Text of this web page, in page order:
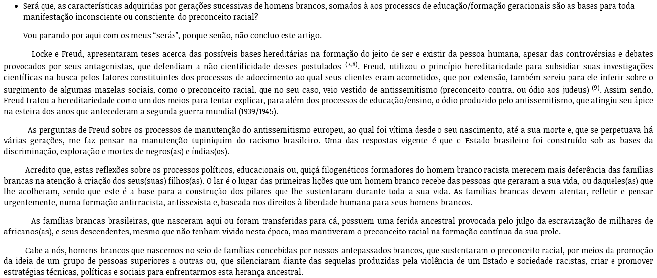
Será que, as características adquiridas por gerações sucessivas de homens brancos, somados à aos processos de educação/formação geracionais são as bases para toda
manifestação inconsciente ou consciente, do preconceito racial?
Vou parando por aqui com os meus “serás”, porque senão, não concluo este artigo.
Locke e Freud, apresentaram teses acerca das possíveis bases hereditárias na formação do jeito de ser e existir da pessoa humana, apesar das controvérsias e debates
provocados por seus antagonistas, que defendiam a não cientificidade desses postulados (7,8). Freud, utilizou o princípio hereditariedade para subsidiar suas investigações
científicas na busca pelos fatores constituintes dos processos de adoecimento ao qual seus clientes eram acometidos, que por extensão, também serviu para ele inferir sobre o
surgimento de algumas mazelas sociais, como o preconceito racial, que no seu caso, veio vestido de antissemitismo (preconceito contra, ou ódio aos judeus) (9). Assim sendo,
Freud tratou a hereditariedade como um dos meios para tentar explicar, para além dos processos de educação/ensino, o ódio produzido pelo antissemitismo, que atingiu seu ápice
na esteira dos anos que antecederam a segunda guerra mundial (1939/1945).
As perguntas de Freud sobre os processos de manutenção do antissemitismo europeu, ao qual foi vítima desde o seu nascimento, até a sua morte e, que se perpetuava há
várias gerações, me faz pensar na manutenção tupiniquim do racismo brasileiro. Uma das respostas vigente é que o Estado brasileiro foi construído sob as bases da
discriminação, exploração e mortes de negros(as) e índias(os).
Acredito que, estas reflexões sobre os processos políticos, educacionais ou, quiçá filogenéticos formadores do homem branco racista merecem mais deferência das famílias
brancas na atenção à criação dos seus(suas) filhos(as). O lar é o lugar das primeiras lições que um homem branco recebe das pessoas que geraram a sua vida, ou daqueles(as) que
lhe acolheram, sendo que este é a base para a construção dos pilares que lhe sustentaram durante toda a sua vida. As famílias brancas devem atentar, refletir e pensar
urgentemente, numa formação antirracista, antissexista e, baseada nos direitos à liberdade humana para seus homens brancos.
As famílias brancas brasileiras, que nasceram aqui ou foram transferidas para cá, possuem uma ferida ancestral provocada pelo julgo da escravização de milhares de
africanos(as), e seus descendentes, mesmo que não tenham vivido nesta época, mas mantiveram o preconceito racial na formação contínua da sua prole.
Cabe a nós, homens brancos que nascemos no seio de famílias concebidas por nossos antepassados brancos, que sustentaram o preconceito racial, por meios da promoção
da ideia de um grupo de pessoas superiores a outras ou, que silenciaram diante das sequelas produzidas pela violência de um Estado e sociedade racistas, criar e promover
estratégias técnicas, políticas e sociais para enfrentarmos esta herança ancestral.